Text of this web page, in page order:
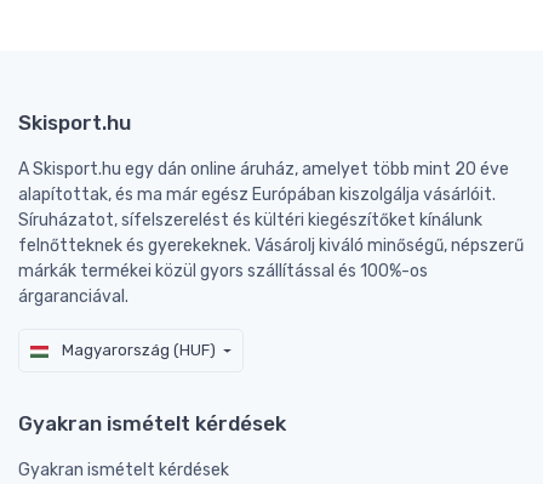
Skisport.hu
A Skisport.hu egy dán online áruház, amelyet több mint 20 éve
alapítottak, és ma már egész Európában kiszolgálja vásárlóit.
Síruházatot, sífelszerelést és kültéri kiegészítőket kínálunk
felnőtteknek és gyerekeknek. Vásárolj kiváló minőségű, népszerű
márkák termékei közül gyors szállítással és 100%-os
árgaranciával.
Magyarország (HUF)
Gyakran ismételt kérdések
Gyakran ismételt kérdések